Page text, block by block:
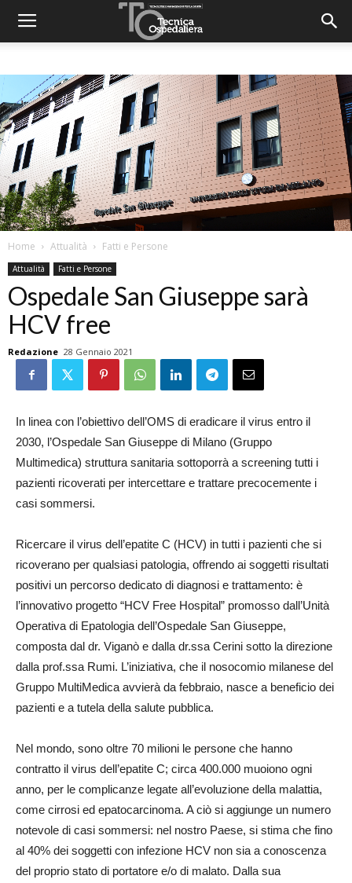
Home Attualità Fatti e Persone
Attualità Fatti e Persone
Ospedale San Giuseppe sarà
HCV free
Redazione 28 Gennaio 2021
In linea con l’obiettivo dell’OMS di eradicare il virus entro il
2030, l’Ospedale San Giuseppe di Milano (Gruppo
Multimedica) struttura sanitaria sottoporrà a screening tutti i
pazienti ricoverati per intercettare e trattare precocemente i
casi sommersi.
Ricercare il virus dell’epatite C (HCV) in tutti i pazienti che si
ricoverano per qualsiasi patologia, offrendo ai soggetti risultati
positivi un percorso dedicato di diagnosi e trattamento: è
l’innovativo progetto “HCV Free Hospital” promosso dall’Unità
Operativa di Epatologia dell’Ospedale San Giuseppe,
composta dal dr. Viganò e dalla dr.ssa Cerini sotto la direzione
dalla prof.ssa Rumi. L’iniziativa, che il nosocomio milanese del
Gruppo MultiMedica avvierà da febbraio, nasce a beneficio dei
pazienti e a tutela della salute pubblica.
Nel mondo, sono oltre 70 milioni le persone che hanno
contratto il virus dell’epatite C; circa 400.000 muoiono ogni
anno, per le complicanze legate all’evoluzione della malattia,
come cirrosi ed epatocarcinoma. A ciò si aggiunge un numero
notevole di casi sommersi: nel nostro Paese, si stima che fino
al 40% dei soggetti con infezione HCV non sia a conoscenza
del proprio stato di portatore e/o di malato. Dalla sua